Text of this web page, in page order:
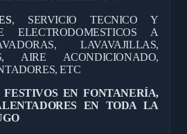
, SERVICIO TECNICO Y
ELECTRODOMESTICOS A
LAVAVAJILLAS,
AIRE ACONDICIONADO,
ETC
FESTIVOS EN FONTANERÍA,
EN TODA LA